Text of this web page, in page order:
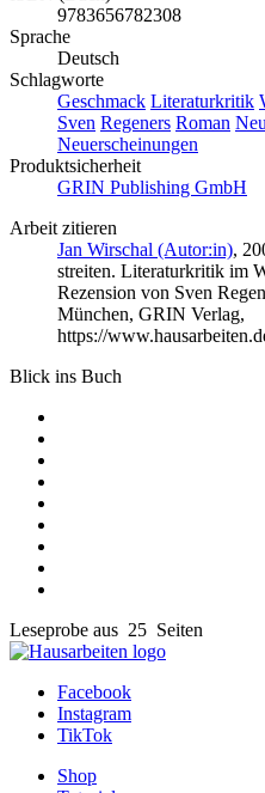
9783656782308
Sprache
Deutsch
Schlagworte
Geschmack Literaturkritik
Sven Regeners Roman
Neuerscheinungen
Produktsicherheit
GRIN Publishing GmbH
Arbeit zitieren
Jan Wirschal (Autor:in),
streiten. Literaturkritik im
Rezension von Sven
München, GRIN Verlag,
https://
Blick ins Buch
Leseprobe aus 25 Seiten
Facebook
Instagram
TikTok
Shop